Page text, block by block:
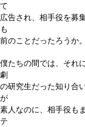
て
広告され、相手役を募
も
前のことだったろうか
僕たちの間では、それ
劇
の研究生だった知り合
が
素人なのに、相手役も
テ